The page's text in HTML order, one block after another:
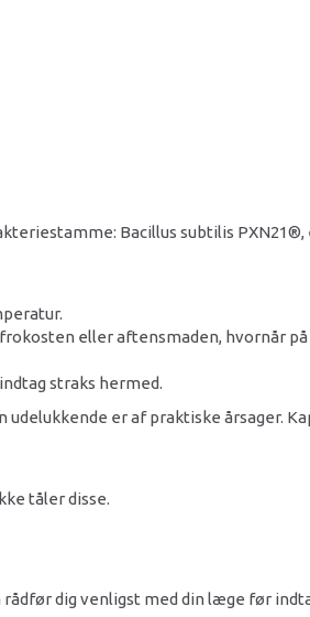
Bacillus subtilis
eller aftensmaden, hvornår på
straks hermed.
er af praktiske årsager.
tåler disse.
dig venligst med din læge før